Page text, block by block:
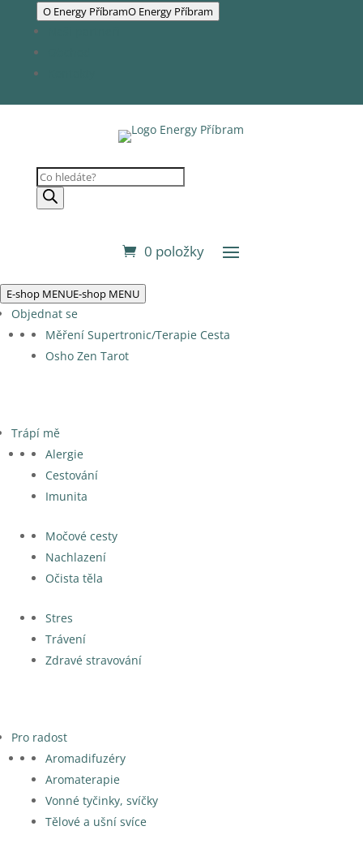
O Energy PříbramO Energy Příbram
Products
search
0 položky
E-shop MENUE-shop MENU
Objednat se
Měření Supertronic/Terapie Cesta
Osho Zen Tarot
Trápí mě
Alergie
Cestování
Imunita
Močové cesty
Nachlazení
Očista těla
Stres
Trávení
Zdravé stravování
Pro radost
Aromadifuzéry
Aromaterapie
Vonné tyčinky, svíčky
Tělové a ušní svíce